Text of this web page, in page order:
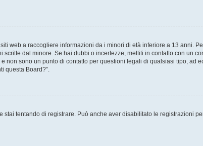
web a raccogliere informazioni da i minori di età inferiore a 13 anni.
dal minore. Se hai dubbi o incertezze, mettiti in contatto con un
sono un punto di contatto per questioni legali di qualsiasi tipo, ad
questa Board?”.
tentando di registrare. Può anche aver disabilitato le registrazioni